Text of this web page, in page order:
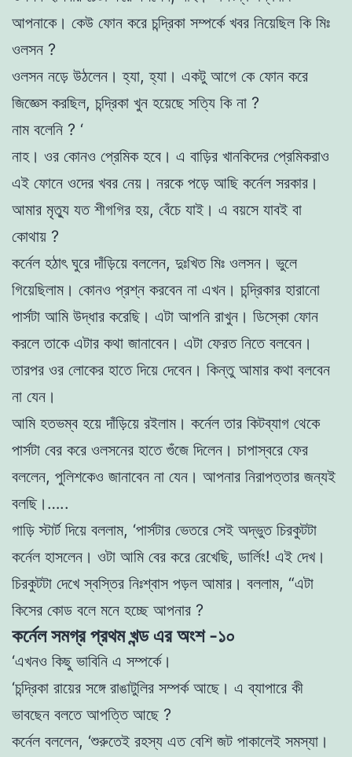
আপনাকে। কেউ ফোন করে চন্দ্রিকা সম্পর্কে খবর নিয়েছিল কি মিঃ
ওলসন ?
ওলসন নড়ে উঠলেন। হ্যা, হ্যা। একটু আগে কে ফোন করে
জিজ্ঞেস করছিল, চন্দ্রিকা খুন হয়েছে সত্যি কি না ?
নাম বলেনি ? ‘
নাহ। ওর কোনও প্রেমিক হবে। এ বাড়ির খানকিদের প্রেমিকরাও
এই ফোনে ওদের খবর নেয়। নরকে পড়ে আছি কর্নেল সরকার।
আমার মৃত্যু যত শীগগির হয়, বেঁচে যাই। এ বয়সে যাবই বা
কোথায় ?
কর্নেল হঠাৎ ঘুরে দাঁড়িয়ে বললেন, দুঃখিত মিঃ ওলসন। ভুলে
গিয়েছিলাম। কোনও প্রশ্ন করবেন না এখন। চন্দ্রিকার হারানাে
পার্সটা আমি উদ্ধার করেছি। এটা আপনি রাখুন। ডিস্কো ফোন
করলে তাকে এটার কথা জানাবেন। এটা ফেরত নিতে বলবেন।
তারপর ওর লােকের হাতে দিয়ে দেবেন। কিন্তু আমার কথা বলবেন
না যেন।
আমি হতভম্ব হয়ে দাঁড়িয়ে রইলাম। কর্নেল তার কিটব্যাগ থেকে
পার্সটা বের করে ওলসনের হাতে গুঁজে দিলেন। চাপাস্বরে ফের
বললেন, পুলিশকেও জানাবেন না যেন। আপনার নিরাপত্তার জন্যই
বলছি।…..
গাড়ি স্টার্ট দিয়ে বললাম, ‘পার্সটার ভেতরে সেই অদ্ভুত চিরকুটটা
কর্নেল হাসলেন। ওটা আমি বের করে রেখেছি, ডার্লিং! এই দেখ।
চিরকুটটা দেখে স্বস্তির নিঃশ্বাস পড়ল আমার। বললাম, “এটা
কিসের কোড বলে মনে হচ্ছে আপনার ?
কর্নেল সমগ্র প্রথম খন্ড এর অংশ -১০
‘এখনও কিছু ভাবিনি এ সম্পর্কে।
‘চন্দ্রিকা রায়ের সঙ্গে রাঙাটুলির সম্পর্ক আছে। এ ব্যাপারে কী
ভাবছেন বলতে আপত্তি আছে ?
কর্নেল বললেন, ‘শুরুতেই রহস্য এত বেশি জট পাকালেই সমস্যা।